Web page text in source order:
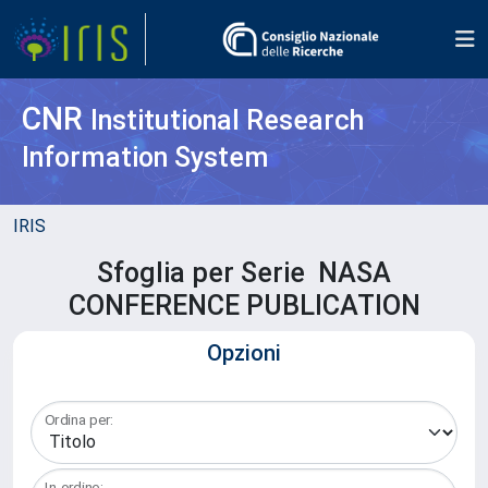
CNR Institutional Research
Information System
IRIS
Sfoglia per Serie NASA
CONFERENCE PUBLICATION
Opzioni
Ordina per: